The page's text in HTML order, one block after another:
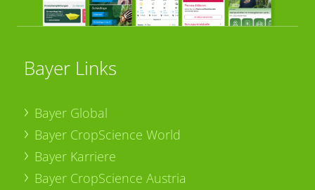
Bayer Links
Bayer Global
Bayer CropScience World
Bayer Karriere
Bayer CropScience Austria